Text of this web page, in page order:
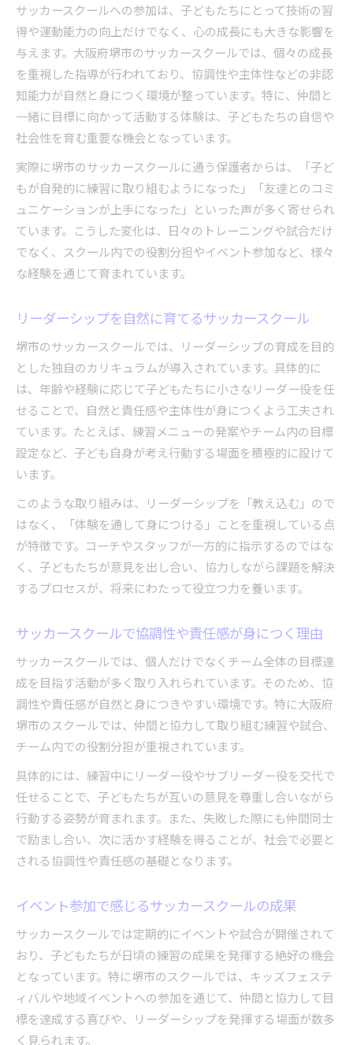
サッカースクールへの参加は、子どもたちにとって技術の習
得や運動能力の向上だけでなく、心の成長にも大きな影響を
与えます。大阪府堺市のサッカースクールでは、個々の成長
を重視した指導が行われており、協調性や主体性などの非認
知能力が自然と身につく環境が整っています。特に、仲間と
一緒に目標に向かって活動する体験は、子どもたちの自信や
社会性を育む重要な機会となっています。
実際に堺市のサッカースクールに通う保護者からは、「子ど
もが自発的に練習に取り組むようになった」「友達とのコミ
ュニケーションが上手になった」といった声が多く寄せられ
ています。こうした変化は、日々のトレーニングや試合だけ
でなく、スクール内での役割分担やイベント参加など、様々
な経験を通じて育まれています。
リーダーシップを自然に育てるサッカースクール
堺市のサッカースクールでは、リーダーシップの育成を目的
とした独自のカリキュラムが導入されています。具体的に
は、年齢や経験に応じて子どもたちに小さなリーダー役を任
せることで、自然と責任感や主体性が身につくよう工夫され
ています。たとえば、練習メニューの発案やチーム内の目標
設定など、子ども自身が考え行動する場面を積極的に設けて
います。
このような取り組みは、リーダーシップを「教え込む」ので
はなく、「体験を通して身につける」ことを重視している点
が特徴です。コーチやスタッフが一方的に指示するのではな
く、子どもたちが意見を出し合い、協力しながら課題を解決
するプロセスが、将来にわたって役立つ力を養います。
サッカースクールで協調性や責任感が身につく理由
サッカースクールでは、個人だけでなくチーム全体の目標達
成を目指す活動が多く取り入れられています。そのため、協
調性や責任感が自然と身につきやすい環境です。特に大阪府
堺市のスクールでは、仲間と協力して取り組む練習や試合、
チーム内での役割分担が重視されています。
具体的には、練習中にリーダー役やサブリーダー役を交代で
任せることで、子どもたちが互いの意見を尊重し合いながら
行動する姿勢が育まれます。また、失敗した際にも仲間同士
で励まし合い、次に活かす経験を得ることが、社会で必要と
される協調性や責任感の基礎となります。
イベント参加で感じるサッカースクールの成果
サッカースクールでは定期的にイベントや試合が開催されて
おり、子どもたちが日頃の練習の成果を発揮する絶好の機会
となっています。特に堺市のスクールでは、キッズフェステ
ィバルや地域イベントへの参加を通じて、仲間と協力して目
標を達成する喜びや、リーダーシップを発揮する場面が数多
く見られます。